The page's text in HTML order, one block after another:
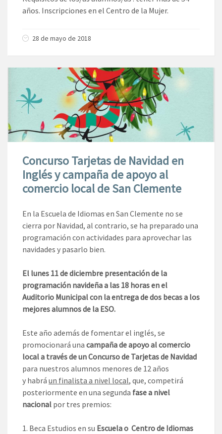
años. Inscripciones en el Centro de la Mujer.
28 de mayo de 2018
Concurso Tarjetas de Navidad en
Inglés y campaña de apoyo al
comercio local de San Clemente
En la Escuela de Idiomas en San Clemente no se
cierra por Navidad, al contrario, se ha preparado una
programación con actividades para aprovechar las
navidades y pasarlo bien.
El lunes 11 de diciembre presentación de la
programación navideña a las 18 horas en el
Auditorio Municipal con la entrega de dos becas a los
mejores alumnos de la ESO.
Este año además de fomentar el inglés, se
promocionará una campaña de apoyo al comercio
local a través de un Concurso de Tarjetas de Navidad
para nuestros alumnos menores de 12 años
y habrá un finalista a nivel local, que, competirá
posteriormente en una segunda fase a nivel
nacional por tres premios:
Beca Estudios en su Escuela o Centro de Idiomas